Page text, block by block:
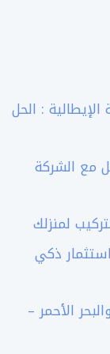
: الحل
مع الشركة
لمنزلك
ذكي
الأحمر –